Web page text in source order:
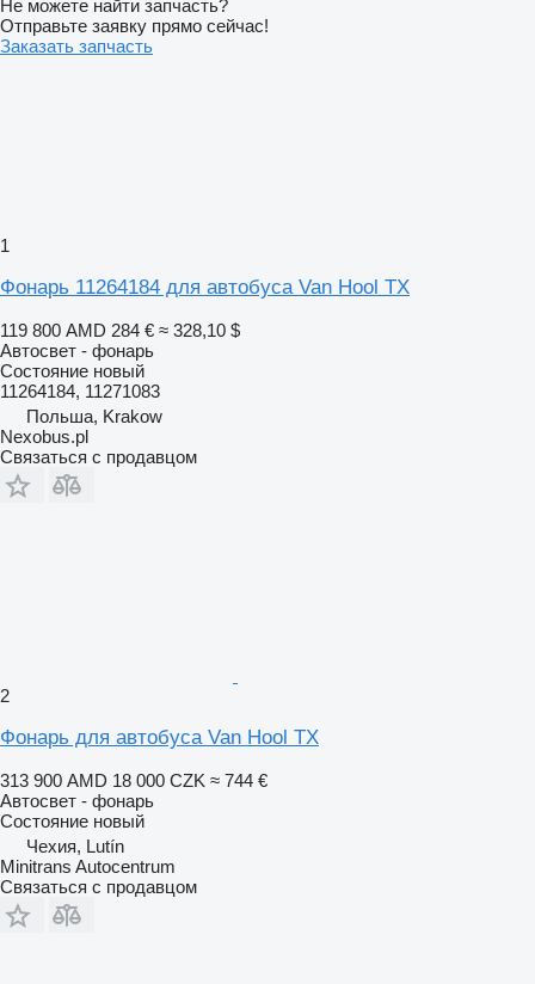
Не можете найти запчасть?
Отправьте заявку прямо сейчас!
Заказать запчасть
1
Фонарь 11264184 для автобуса Van Hool TX
119 800 AMD 284 € ≈ 328,10 $
Автосвет - фонарь
Состояние новый
11264184, 11271083
Польша, Krakow
Nexobus.pl
Связаться с продавцом
2
Фонарь для автобуса Van Hool TX
313 900 AMD 18 000 CZK ≈ 744 €
Автосвет - фонарь
Состояние новый
Чехия, Lutín
Minitrans Autocentrum
Связаться с продавцом